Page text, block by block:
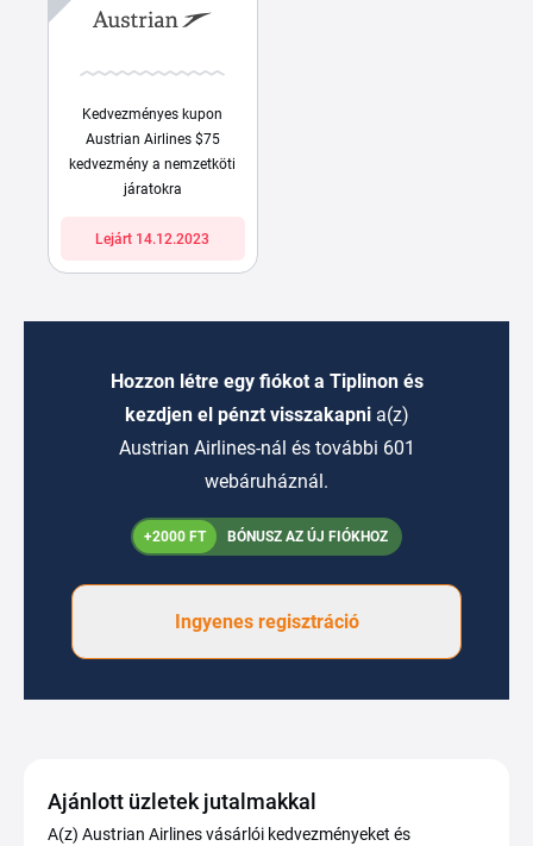
Kedvezményes kupon
Austrian Airlines $75
kedvezmény a nemzetköti
járatokra
Lejárt 14.12.2023
Hozzon létre egy fiókot a Tiplinon és
kezdjen el pénzt visszakapni a(z)
Austrian Airlines-nál és további 601
webáruháznál.
+2000 FT BÓNUSZ AZ ÚJ FIÓKHOZ
Ingyenes regisztráció
Ajánlott üzletek jutalmakkal
A(z) Austrian Airlines vásárlói kedvezményeket és